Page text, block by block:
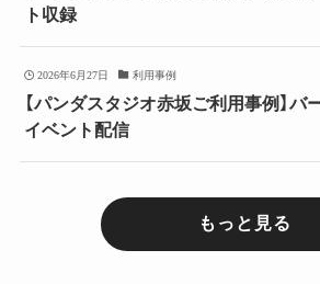
ト収録
2026年6月27日 利用事例
【パンダスタジオ赤坂ご利用事例】バ
イベント配信
もっと見る